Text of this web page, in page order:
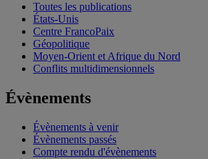
Toutes les publications
États-Unis
Centre FrancoPaix
Géopolitique
Moyen-Orient et Afrique du Nord
Conflits multidimensionnels
Évènements
Évènements à venir
Évènements passés
Compte rendu d'évènements